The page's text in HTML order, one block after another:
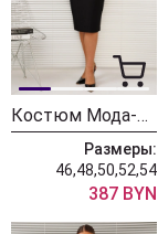
Костюм Мода-Юрс 26-2766 черный + крупный горох
Размеры:
46,48,50,52,54
387 BYN